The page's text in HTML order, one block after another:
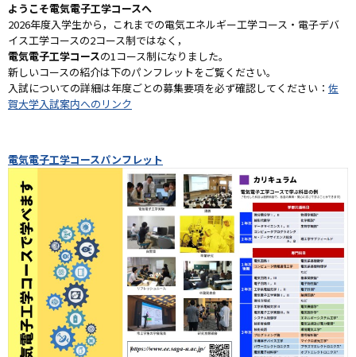
ようこそ電気電子工学コースへ
2026年度入学生から，これまでの電気エネルギー工学コース・電子デバ
イス工学コースの2コース制ではなく，
電気電子工学コースの1コース制になりました。
新しいコースの紹介は下のパンフレットをご覧ください。
入試についての詳細は年度ごとの募集要項を必ず確認してください： 佐
賀大学入試案内へのリンク
電気電子工学コースパンフレット